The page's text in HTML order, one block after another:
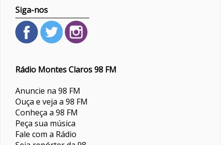
Siga-nos
Rádio Montes Claros 98 FM
Anuncie na 98 FM
Ouça e veja a 98 FM
Conheça a 98 FM
Peça sua música
Fale com a Rádio